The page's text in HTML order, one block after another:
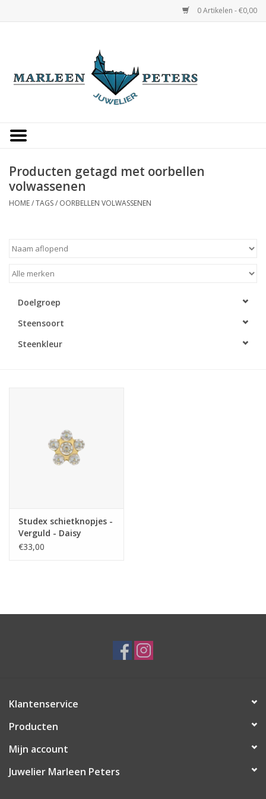
0 Artikelen - €0,00
Occasions
Cadeaukaarten
Producten getagd met oorbellen
volwassenen
HOME/TAGS/ OORBELLEN VOLWASSENEN
Doelgroep
Steensoort
Steenkleur
Studex schietknopjes -
Verguld - Daisy
Zirkonia Kristal - 7512-
€33,00
Klantenservice
Producten
Mijn account
Juwelier Marleen Peters